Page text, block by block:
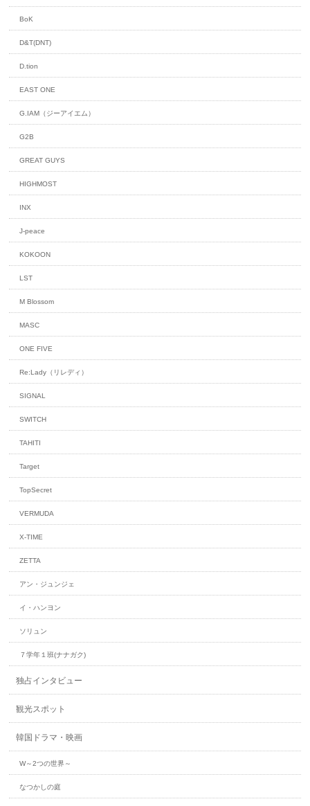
BoK
D&T(DNT)
D.tion
EAST ONE
G.IAM（ジーアイエム）
G2B
GREAT GUYS
HIGHMOST
INX
J-peace
KOKOON
LST
M Blossom
MASC
ONE FIVE
Re:Lady（リレディ）
SIGNAL
SWITCH
TAHITI
Target
TopSecret
VERMUDA
X-TIME
ZETTA
アン・ジュンジェ
イ・ハンヨン
ソリュン
７学年１班(ナナガク)
独占インタビュー
観光スポット
韓国ドラマ・映画
W～2つの世界～
なつかしの庭